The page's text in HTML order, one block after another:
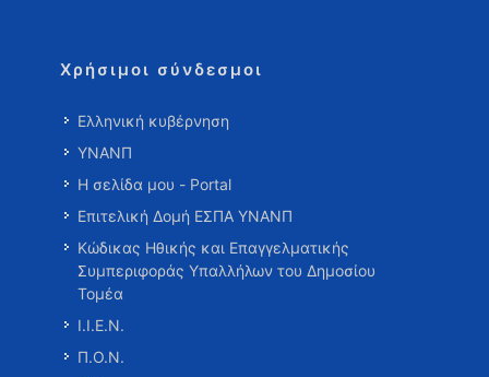
Χρήσιμοι σύνδεσμοι
Ελληνική κυβέρνηση
ΥΝΑΝΠ
Η σελίδα μου - Portal
Επιτελική Δομή ΕΣΠΑ ΥΝΑΝΠ
Κώδικας Ηθικής και Επαγγελματικής
Συμπεριφοράς Υπαλλήλων του Δημοσίου
Τομέα
Ι.Ι.Ε.Ν.
Π.Ο.Ν.